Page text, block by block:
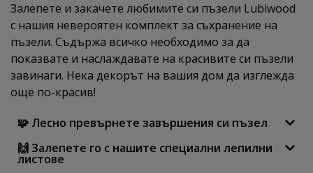
Залепете и закачете любимите си пъзели Lubiwood
с нашия невероятен комплект за съхранение на
пъзели. Съдържа всичко необходимо за да
показвате и наслаждавате на красивите си пъзели
завинаги. Нека декорът на вашия дом да изглежда
още по-красив!
🧩 Лесно превърнете завършения си пъзел
🙌 Залепете го с нашите специални лепилни
листове